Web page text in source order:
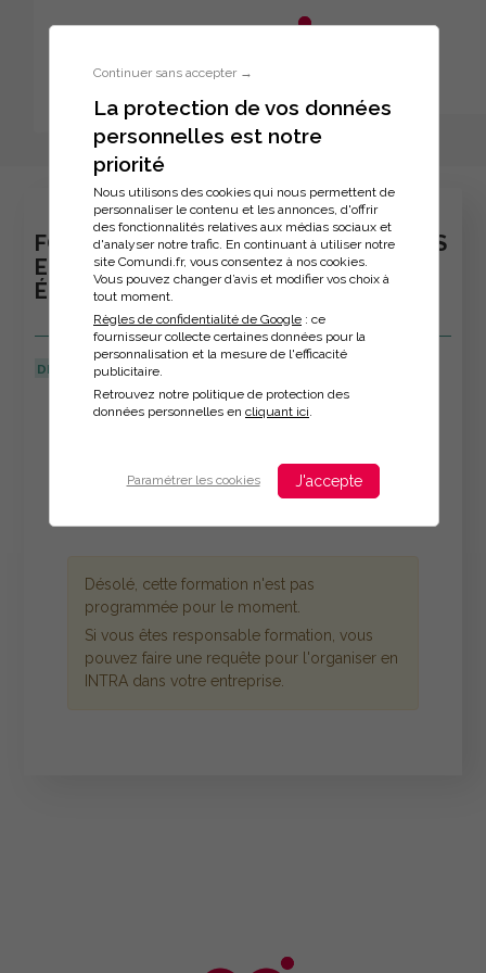
Continuer sans accepter →
La protection de vos données
personnelles est notre
priorité
Nous utilisons des cookies qui nous permettent de
personnaliser le contenu et les annonces, d'offrir
des fonctionnalités relatives aux médias sociaux et
d'analyser notre trafic. En continuant à utiliser notre
site Comundi.fr, vous consentez à nos cookies.
Vous pouvez changer d’avis et modifier vos choix à
tout moment.
Règles de confidentialité de Google : ce
fournisseur collecte certaines données pour la
personnalisation et la mesure de l'efficacité
publicitaire.
Retrouvez notre politique de protection des
données personnelles en cliquant ici
Paramétrer les cookies J'accepte
Inscription à la formation
FORMATION - MIEUX GÉRER SON TEMPS
ET SES PRIORITÉS POUR SOI ET SON
ÉQUIPE
DERNIÈRE MISE À JOUR :
Veuillez décrire votre situation
Désolé, cette formation n'est pas
programmée pour le moment.
Si vous êtes responsable formation, vous
pouvez faire une requête pour l'organiser en
INTRA dans votre entreprise.